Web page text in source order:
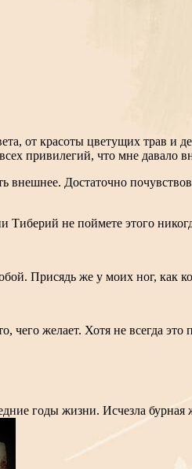
от красоты цветущих трав и
привилегий, что мне давало
Достаточно
Тиберий не поймете этого
Присядь же у моих ног, как
желает. Хотя не всегда это
годы жизни. Исчезла бурная